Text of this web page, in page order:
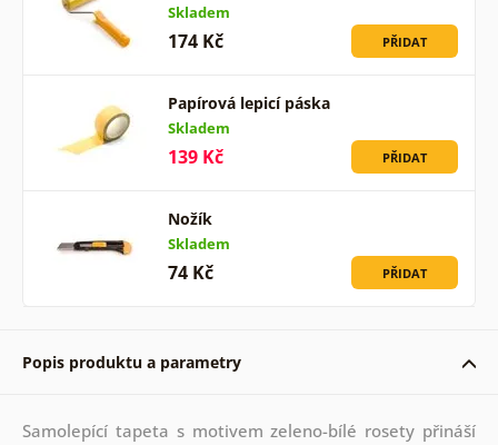
Skladem
174 Kč PŘIDAT
Papírová lepicí páska
Skladem
139 Kč PŘIDAT
Nožík
Skladem
74 Kč PŘIDAT
Popis produktu a parametry
Samolepící tapeta s motivem zeleno-bílé rosety přináší